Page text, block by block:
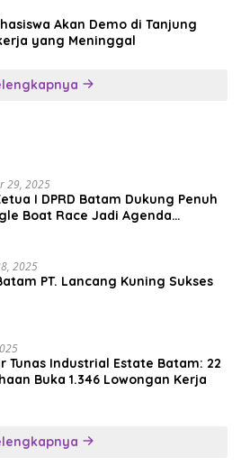
Akan Demo di Tanjung
yang Meninggal
29, 2025
I DPRD Batam Dukung Penuh
Boat Race Jadi Agenda
2025
PT. Lancang Kuning Sukses
Tunas Industrial Estate Batam: 22
Buka 1.346 Lowongan Kerja